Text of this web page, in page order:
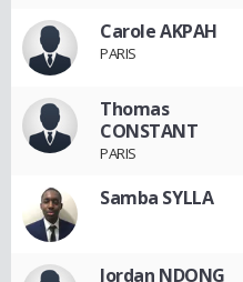
Carole AKPAH
PARIS
Thomas
CONSTANT
PARIS
Samba SYLLA
Jordan NDONG